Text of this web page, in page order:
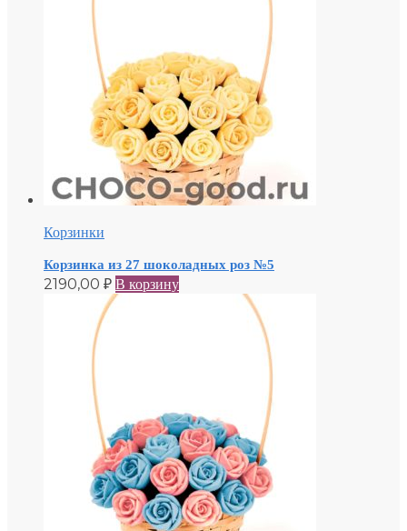
Корзинки
Корзинка из 27 шоколадных роз №5
2190,00 ₽ В корзину